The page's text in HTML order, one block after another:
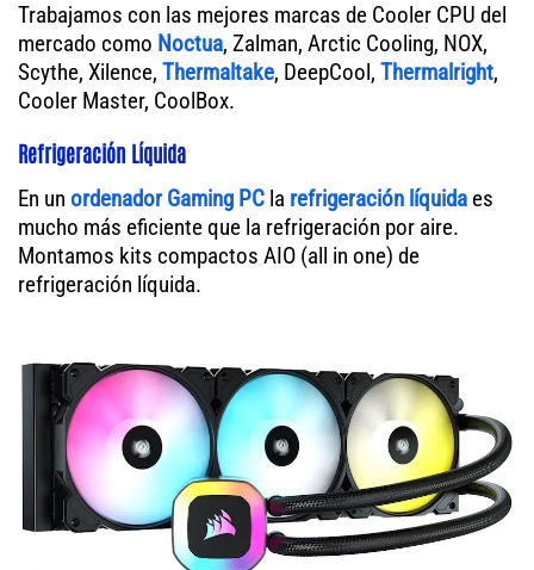
Trabajamos con las mejores marcas de Cooler CPU del
mercado como Noctua, Zalman, Arctic Cooling, NOX,
Scythe, Xilence, Thermaltake, DeepCool, Thermalright,
Cooler Master, CoolBox.
Refrigeración Líquida
En un ordenador Gaming PC la refrigeración líquida es
mucho más eficiente que la refrigeración por aire.
Montamos kits compactos AIO (all in one) de
refrigeración líquida.